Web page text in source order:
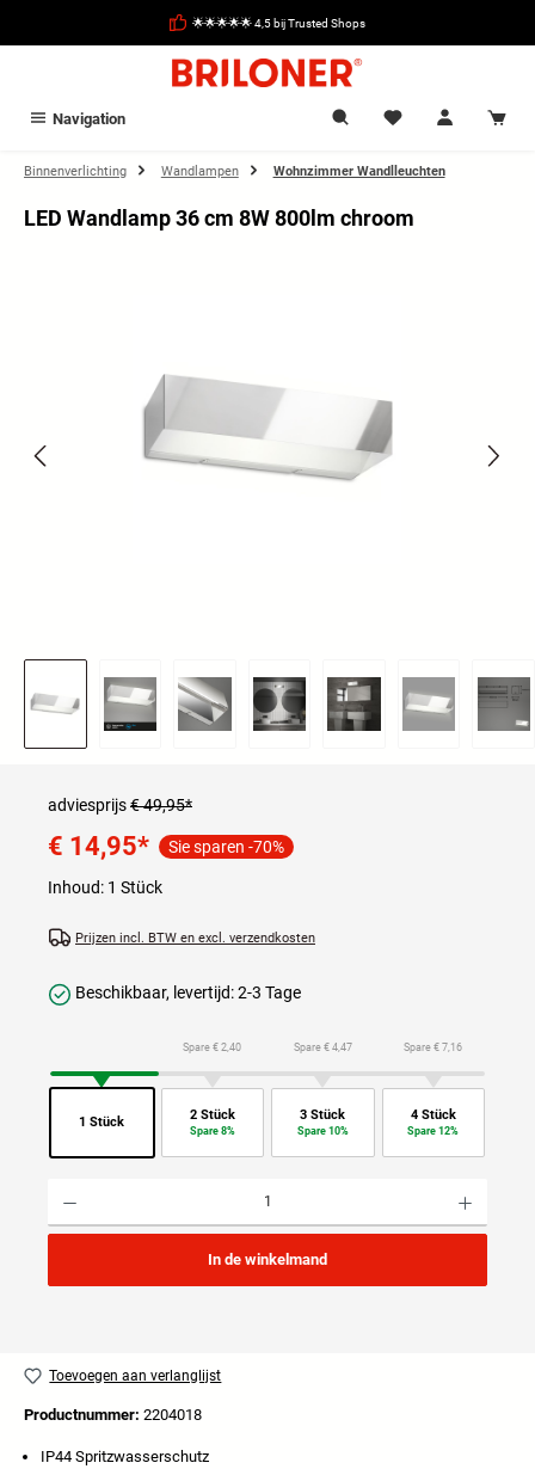
🌟🌟🌟🌟🌟 4,5 bij Trusted Shops
Navigation
Binnenverlichting Wandlampen Wohnzimmer Wandlleuchten
LED Wandlamp 36 cm 8W 800lm chroom
adviesprijs€ 49,95*
€ 14,95* Sie sparen -70%
Inhoud: 1 Stück
Prijzen incl. BTW en excl. verzendkosten
Beschikbaar, levertijd: 2-3 Tage
1 Stück
Spare € 2,40
2 Stück
Spare 8%
Spare € 4,47
3 Stück
Spare 10%
Spare € 7,16
4 Stück
Spare 12%
In de winkelmand
Toevoegen aan verlanglijst
Productnummer: 2204018
IP44 Spritzwasserschutz